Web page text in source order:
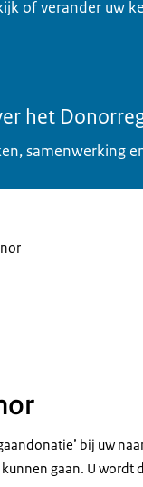
of verander uw
het
samenwerking
bij uw
gaan. U wordt